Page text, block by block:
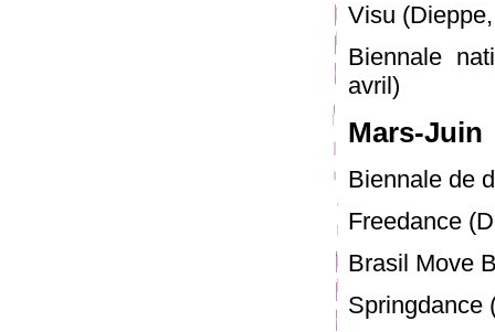
Visu
Biennale
avril)
Mars-Juin
Biennale de
Freedance
Brasil Move
Springdance